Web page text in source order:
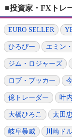
■投資家・FXトレ
EURO SELLER
ひろぴー エミン
ジム・ロジャーズ
ロブ・ブッカー
億トレーダー 叶
大橋ひろこ 太田忠
岐阜暴威 川崎ド